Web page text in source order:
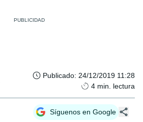
Publicado: 24/12/2019 11:28
4 min. lectura
Síguenos en Google